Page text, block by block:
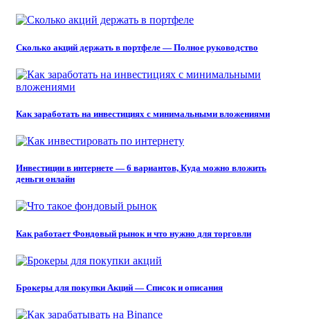
Сколько акций держать в портфеле — Полное руководство
Как заработать на инвестициях с минимальными вложениями
Инвестиции в интернете — 6 вариантов, Куда можно вложить
деньги онлайн
Как работает Фондовый рынок и что нужно для торговли
Брокеры для покупки Акций — Список и описания